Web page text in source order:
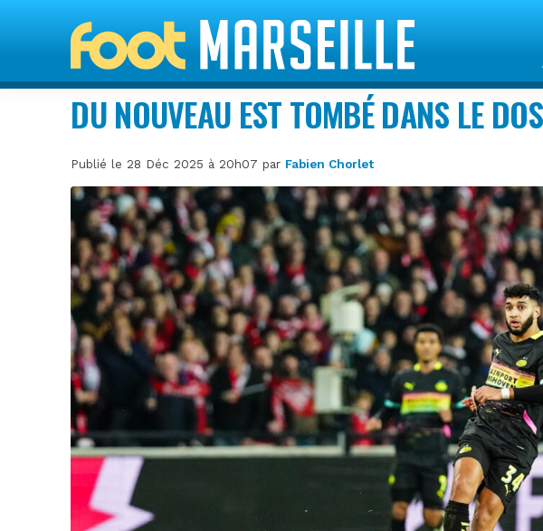
DU NOUVEAU EST TOMBÉ DANS LE
Publié le 28 Déc 2025 à 20h07 par Fabien Chorlet